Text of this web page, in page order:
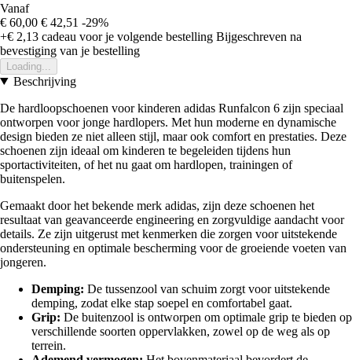
Vanaf
€ 60,00 € 42,51 -29%
+€ 2,13 cadeau voor je volgende bestelling Bijgeschreven na
bevestiging van je bestelling
Loading...
Beschrijving
De hardloopschoenen voor kinderen adidas Runfalcon 6 zijn speciaal
ontworpen voor jonge hardlopers. Met hun moderne en dynamische
design bieden ze niet alleen stijl, maar ook comfort en prestaties. Deze
schoenen zijn ideaal om kinderen te begeleiden tijdens hun
sportactiviteiten, of het nu gaat om hardlopen, trainingen of
buitenspelen.
Gemaakt door het bekende merk adidas, zijn deze schoenen het
resultaat van geavanceerde engineering en zorgvuldige aandacht voor
details. Ze zijn uitgerust met kenmerken die zorgen voor uitstekende
ondersteuning en optimale bescherming voor de groeiende voeten van
jongeren.
Demping: De tussenzool van schuim zorgt voor uitstekende
demping, zodat elke stap soepel en comfortabel gaat.
Grip: De buitenzool is ontworpen om optimale grip te bieden op
verschillende soorten oppervlakken, zowel op de weg als op
terrein.